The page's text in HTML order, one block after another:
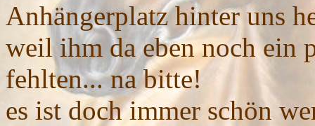
Anhängerplatz hinter uns
weil ihm da eben noch ein
fehlten... na bitte!
es ist doch immer schön